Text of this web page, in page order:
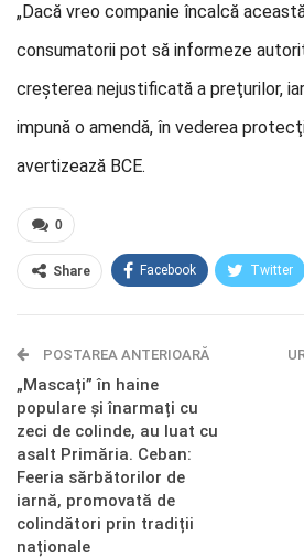
„Dacă vreo companie încalcă
consumatorii pot să informeze
creşterea nejustificată a preţurilor,
impună o amendă, în vederea
avertizează BCE.
0
Share Facebook Twitter
Telegram OK.ru
POSTAREA ANTERIOARĂ
„Mascați” în haine
populare și înarmați cu
zeci de colinde, au luat cu
asalt Primăria. Ceban:
Feeria sărbătorilor de
iarnă, promovată de
colindători prin tradiții
naționale